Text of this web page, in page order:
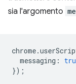
sia l'argomento
chrome.
messaging :
});